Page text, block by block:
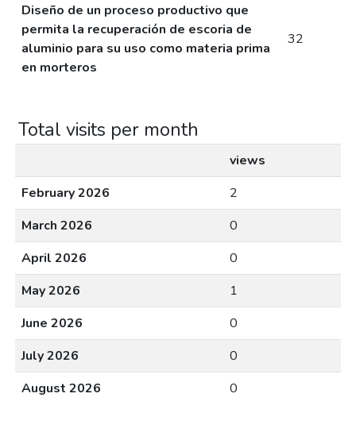
Diseño de un proceso productivo que
permita la recuperación de escoria de
aluminio para su uso como materia prima
en morteros
32
Total visits per month
views
February 2026
2
March 2026
0
April 2026
0
May 2026
1
June 2026
0
July 2026
0
August 2026
0